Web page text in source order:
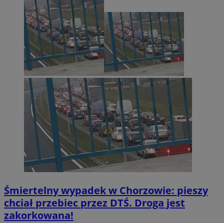
Śmiertelny wypadek w Chorzowie: pieszy
chciał przebiec przez DTŚ. Droga jest
zakorkowana!